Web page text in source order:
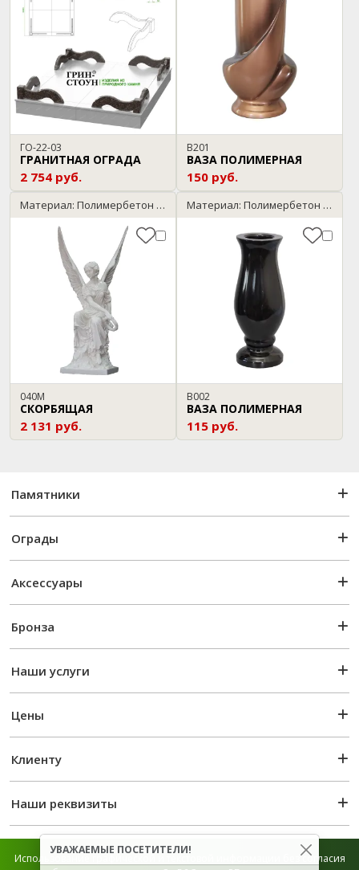
ГО-22-03
ГРАНИТНАЯ ОГРАДА
2 754 руб.
В201
ВАЗА ПОЛИМЕРНАЯ
150 руб.
Материал: Полимербетон / мрамор
040М
СКОРБЯЩАЯ
2 131 руб.
Материал: Полимербетон / черный
В002
ВАЗА ПОЛИМЕРНАЯ
115 руб.
Памятники
Ограды
Аксессуары
Бронза
Наши услуги
Цены
Клиенту
Наши реквизиты
Использование графической и текстовой информации без согласия
УВАЖАЕМЫЕ ПОСЕТИТЕЛИ!